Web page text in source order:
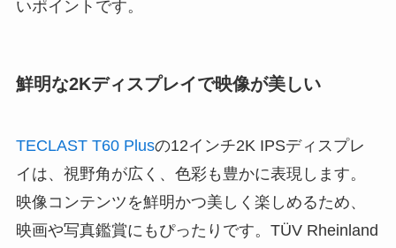
いポイントです。
鮮明な2Kディスプレイで映像が美しい
TECLAST T60 Plusの12インチ2K IPSディスプレ
イは、視野角が広く、色彩も豊かに表現します。
映像コンテンツを鮮明かつ美しく楽しめるため、
映画や写真鑑賞にもぴったりです。TÜV Rheinland